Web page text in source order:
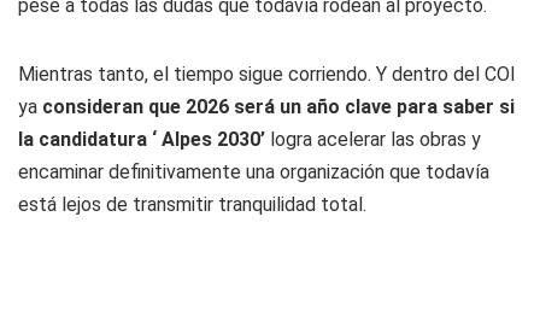
pese a todas las dudas que todavía rodean al proyecto.
Mientras tanto, el tiempo sigue corriendo. Y dentro del COI
ya consideran que 2026 será un año clave para saber si
la candidatura ‘ Alpes 2030’ logra acelerar las obras y
encaminar definitivamente una organización que todavía
está lejos de transmitir tranquilidad total.